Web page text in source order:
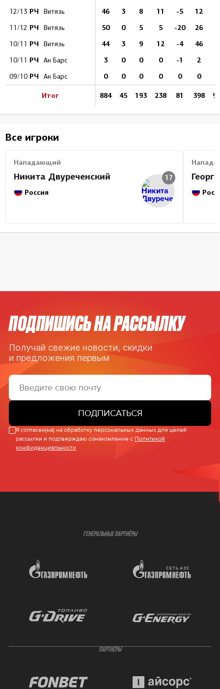
12/13 РЧ Витязь 46 3 8 11 -5 12
11/12 РЧ Витязь 50 0 5 5 -20 26
10/11 РЧ Витязь 44 3 9 12 -4 46
10/11 РЧ Ак Барс 3 0 0 0 -1 2
09/10 РЧ Ак Барс 0 0 0 0 0 0
Итог 884 45 193 238 81 398
Все игроки
Нападающий
Никита Двуреченский
Россия
17
ПОДПИШИСЬ НА РАССЫЛКУ
Получай свежие новости, скидки
и предложения первым
ПОДПИСАТЬСЯ
Я согласен(на) на обработку персональных данных для целей
рассылки и подтверждаю ознакомление с Политикой
конфиденциальности
ГЕНЕРАЛЬНЫЕ ПАРТНЁРЫ
ПАРТНЁРЫ